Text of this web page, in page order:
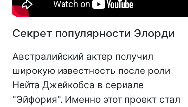
Секрет популярности Элорди
Австралийский актер получил
широкую известность после роли
Нейта Джейкобса в сериале
"Эйфория". Именно этот проект стал